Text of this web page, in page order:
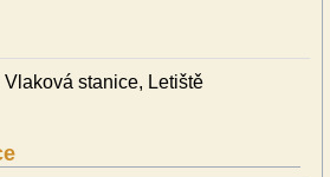
stanice, Letiště